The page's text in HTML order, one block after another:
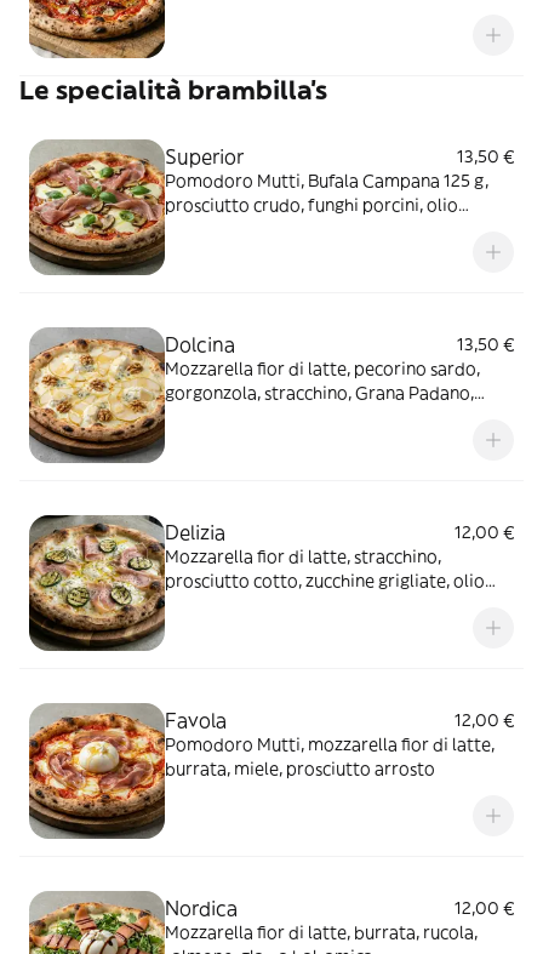
Le specialità brambilla's
Superior
13,50 €
Pomodoro Mutti, Bufala Campana 125 g,
prosciutto crudo, funghi porcini, olio
Dolcina
13,50 €
Mozzarella fior di latte, pecorino sardo,
gorgonzola, stracchino, Grana Padano,
Delizia
12,00 €
Mozzarella fior di latte, stracchino,
prosciutto cotto, zucchine grigliate, olio
Favola
12,00 €
Pomodoro Mutti, mozzarella fior di latte,
burrata, miele, prosciutto arrosto
Nordica
12,00 €
Mozzarella fior di latte, burrata, rucola,